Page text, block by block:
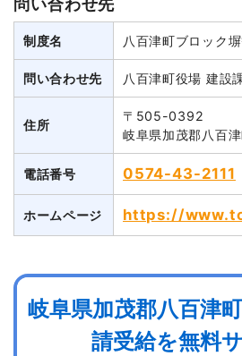
制度名 八百津町ブロック
問い合わせ先 八百津町役場 建設
住所
〒505-0392
岐阜県加茂郡八百
電話番号 0574-43-2111
ホームページ https://
岐阜県加茂郡八百津
請受給を無料